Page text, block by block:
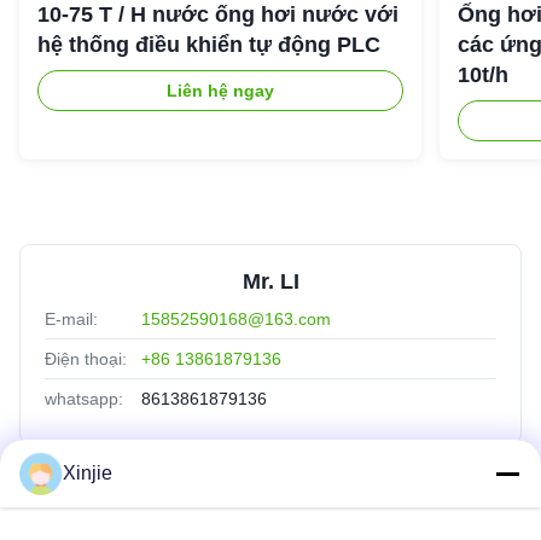
10-75 T / H nước ống hơi nước với
hệ thống điều khiển tự động PLC
Liên hệ ngay
Ống
các
10t/h
Mr. LI
E-mail: 15852590168@163.com
Điện thoại: +86 13861879136
whatsapp: 8613861879136
Liên Kết Nhanh
Xinjie